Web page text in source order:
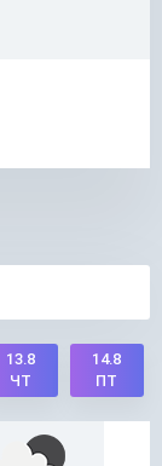
13.8
ЧТ
14.8
ПТ